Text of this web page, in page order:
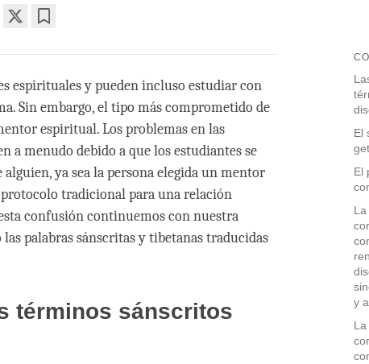
El
El
y
espirituales y pueden incluso estudiar con
Sin embargo, el tipo más comprometido de
espiritual. Los problemas en las
a menudo debido a que los estudiantes se
ya sea la persona elegida un mentor
tradicional para una relación
confusión continuemos con nuestra
palabras sánscritas y tibetanas traducidas
términos sánscritos